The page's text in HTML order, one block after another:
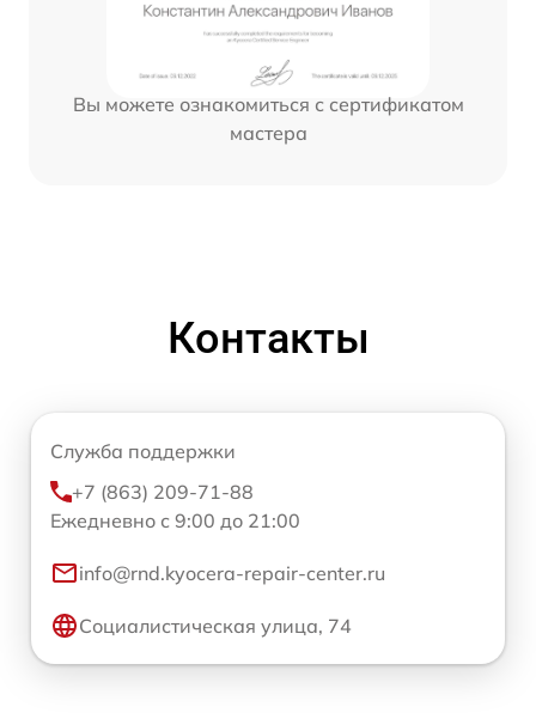
Вы можете ознакомиться с сертификатом
мастера
Контакты
Служба поддержки
+7 (863) 209-71-88
Ежедневно с 9:00 до 21:00
info@rnd.kyocera-repair-center.ru
Социалистическая улица, 74